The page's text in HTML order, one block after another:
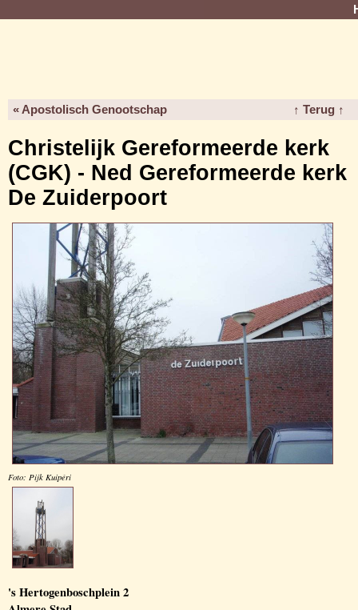
« Apostolisch Genootschap ↑ Terug ↑
Christelijk Gereformeerde kerk
(CGK) - Ned Gereformeerde kerk
De Zuiderpoort
Foto: Pijk Kuipéri
's Hertogenboschplein 2